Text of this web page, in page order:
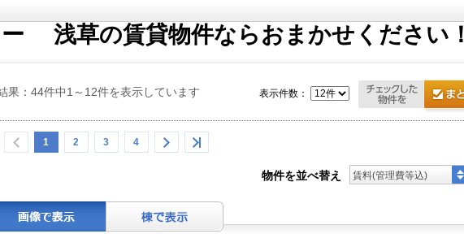
浅草の賃貸物件ならおまかせください！
果：44件中1～12件を表示しています
1 2 3 4
表示件数：
物件を並べ替え 賃料(管理費等込)